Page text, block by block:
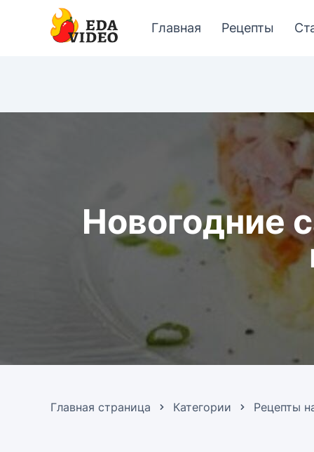
Главная Рецепты
Новогодние
Главная страница Категории Рецепты